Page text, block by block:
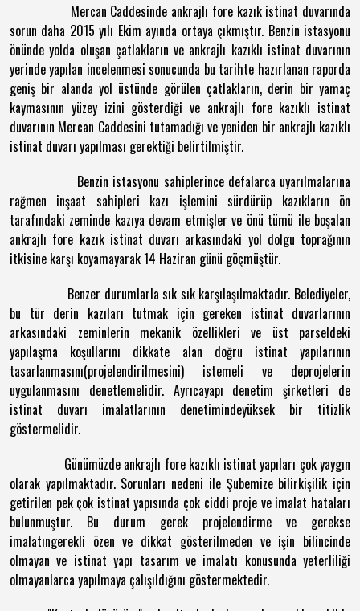
Mercan Caddesinde ankrajlı fore kazık istinat duvarında
sorun daha 2015 yılı Ekim ayında ortaya çıkmıştır. Benzin istasyonu
önünde yolda oluşan çatlakların ve ankrajlı kazıklı istinat duvarının
yerinde yapılan incelenmesi sonucunda bu tarihte hazırlanan raporda
geniş bir alanda yol üstünde görülen çatlakların, derin bir yamaç
kaymasının yüzey izini gösterdiği ve ankrajlı fore kazıklı istinat
duvarının Mercan Caddesini tutamadığı ve yeniden bir ankrajlı kazıklı
istinat duvarı yapılması gerektiği belirtilmiştir.
Benzin istasyonu sahiplerince defalarca uyarılmalarına
rağmen inşaat sahipleri kazı işlemini sürdürüp kazıkların ön
tarafındaki zeminde kazıya devam etmişler ve önü tümü ile boşalan
ankrajlı fore kazık istinat duvarı arkasındaki yol dolgu toprağının
itkisine karşı koyamayarak 14 Haziran günü göçmüştür.
Benzer durumlarla sık sık karşılaşılmaktadır. Belediyeler,
bu tür derin kazıları tutmak için gereken istinat duvarlarının
arkasındaki zeminlerin mekanik özellikleri ve üst parseldeki
yapılaşma koşullarını dikkate alan doğru istinat yapılarının
tasarlanmasını(projelendirilmesini) istemeli ve deprojelerin
uygulanmasını denetlemelidir. Ayrıcayapı denetim şirketleri de
istinat duvarı imalatlarının denetimindeyüksek bir titizlik
göstermelidir.
Günümüzde ankrajlı fore kazıklı istinat yapıları çok yaygın
olarak yapılmaktadır. Sorunları nedeni ile Şubemize bilirkişilik için
getirilen pek çok istinat yapısında çok ciddi proje ve imalat hataları
bulunmuştur. Bu durum gerek projelendirme ve gerekse
imalatıngerekli özen ve dikkat gösterilmeden ve işin bilincinde
olmayan ve istinat yapı tasarım ve imalatı konusunda yeterliliği
olmayanlarca yapılmaya çalışıldığını göstermektedir.